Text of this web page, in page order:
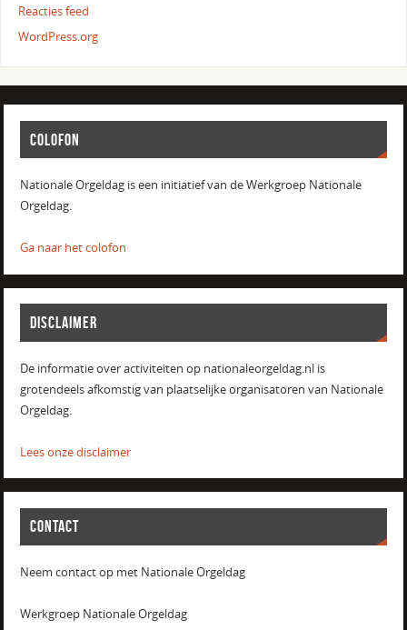
Reacties feed
WordPress.org
COLOFON
Nationale Orgeldag is een initiatief van de Werkgroep Nationale
Orgeldag.
Ga naar het colofon
DISCLAIMER
De informatie over activiteiten op nationaleorgeldag.nl is
grotendeels afkomstig van plaatselijke organisatoren van Nationale
Orgeldag.
Lees onze disclaimer
CONTACT
Neem contact op met Nationale Orgeldag
Werkgroep Nationale Orgeldag